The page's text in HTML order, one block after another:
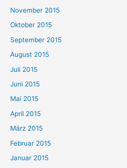
November 2015
Oktober 2015
September 2015
August 2015
Juli 2015
Juni 2015
Mai 2015
April 2015
März 2015
Februar 2015
Januar 2015